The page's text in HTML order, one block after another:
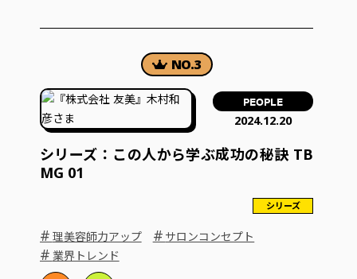
PEOPLE
2024.12.20
シリーズ：この人から学ぶ成功の秘訣 TB
MG 01
シリーズ
# 理美容師力アップ # サロンコンセプト
# 業界トレンド